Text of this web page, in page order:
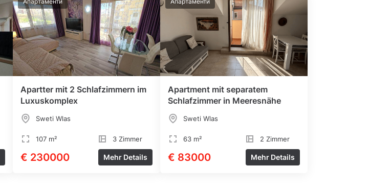
Apartter mit 2 Schlafzimmern im
Luxuskomplex
Sweti Wlas
107 m² 3 Zimmer
€ 230000 Mehr Details
Apartment mit separatem
Schlafzimmer in Meeresnähe
Sweti Wlas
63 m² 2 Zimmer
€ 83000 Mehr Details